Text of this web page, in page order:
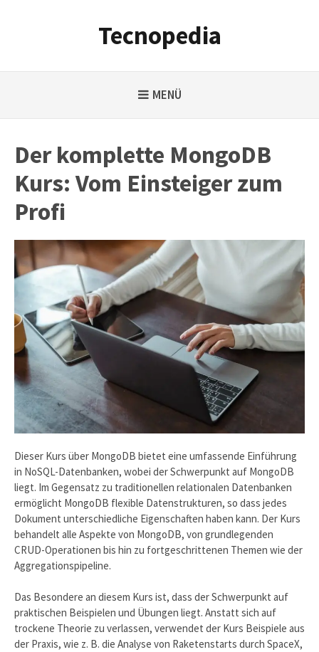
Tecnopedia
MENÜ
Der komplette MongoDB
Kurs: Vom Einsteiger zum
Profi
Dieser Kurs über MongoDB bietet eine umfassende Einführung
in NoSQL-Datenbanken, wobei der Schwerpunkt auf MongoDB
liegt. Im Gegensatz zu traditionellen relationalen Datenbanken
ermöglicht MongoDB flexible Datenstrukturen, so dass jedes
Dokument unterschiedliche Eigenschaften haben kann. Der Kurs
behandelt alle Aspekte von MongoDB, von grundlegenden
CRUD-Operationen bis hin zu fortgeschrittenen Themen wie der
Aggregationspipeline.
Das Besondere an diesem Kurs ist, dass der Schwerpunkt auf
praktischen Beispielen und Übungen liegt. Anstatt sich auf
trockene Theorie zu verlassen, verwendet der Kurs Beispiele aus
der Praxis, wie z. B. die Analyse von Raketenstarts durch SpaceX,